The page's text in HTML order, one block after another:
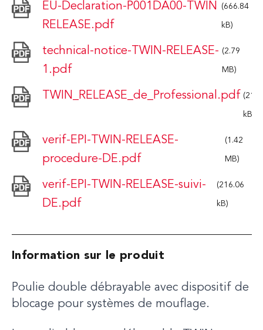
Information sur le produit
Poulie double débrayable avec dispositif de
blocage pour systèmes de mouflage.
EU-Declaration-P001DA00-TWIN
RELEASE.pdf
(666.84
kB)
technical-notice-TWIN-RELEASE-
1.pdf
(2.79
MB)
TWIN_RELEASE_de_Professional.pdf
kB)
verif-EPI-TWIN-RELEASE-
procedure-DE.pdf
(1.42
MB)
verif-EPI-TWIN-RELEASE-suivi-
DE.pdf
(216.06
kB)